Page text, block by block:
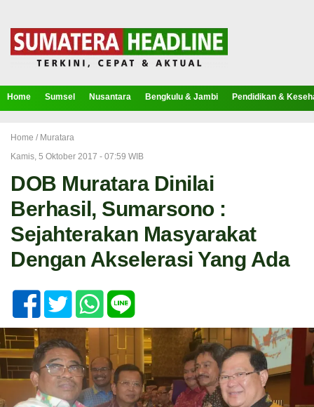
Home Sumsel Nusantara Bengkulu & Jambi Pendidikan &
Home / Muratara
Kamis, 5 Oktober 2017 - 07:59 WIB
DOB Muratara Dinilai
Berhasil, Sumarsono :
Sejahterakan Masyarakat
Dengan Akselerasi Yang Ada